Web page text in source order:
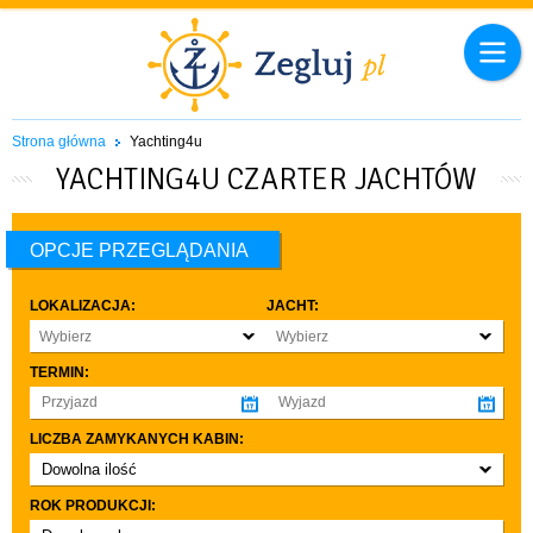
Strona główna Yachting4u
YACHTING4U CZARTER JACHTÓW
OPCJE PRZEGLĄDANIA
LOKALIZACJA:
Wybierz
JACHT:
Wybierz
TERMIN:
LICZBA ZAMYKANYCH KABIN:
Dowolna ilość
co najmniej 1
co najmniej 2
ROK PRODUKCJI: